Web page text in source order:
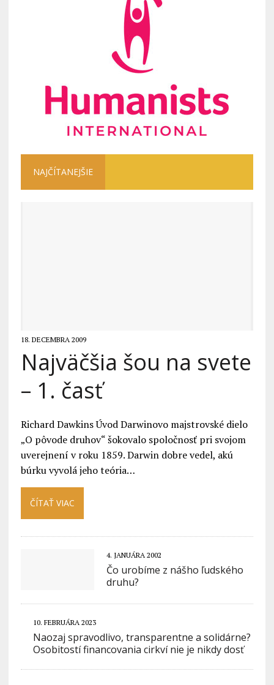
NAJČÍTANEJŠIE
18. DECEMBRA 2009
Najväčšia šou na svete
– 1. časť
Richard Dawkins Úvod Darwinovo majstrovské dielo
„O pôvode druhov“ šokovalo spoločnosť pri svojom
uverejnení v roku 1859. Darwin dobre vedel, akú
búrku vyvolá jeho teória…
ČÍTAŤ VIAC
4. JANUÁRA 2002
Čo urobíme z nášho ľudského
druhu?
10. FEBRUÁRA 2023
Naozaj spravodlivo, transparentne a solidárne?
Osobitostí financovania cirkví nie je nikdy dosť